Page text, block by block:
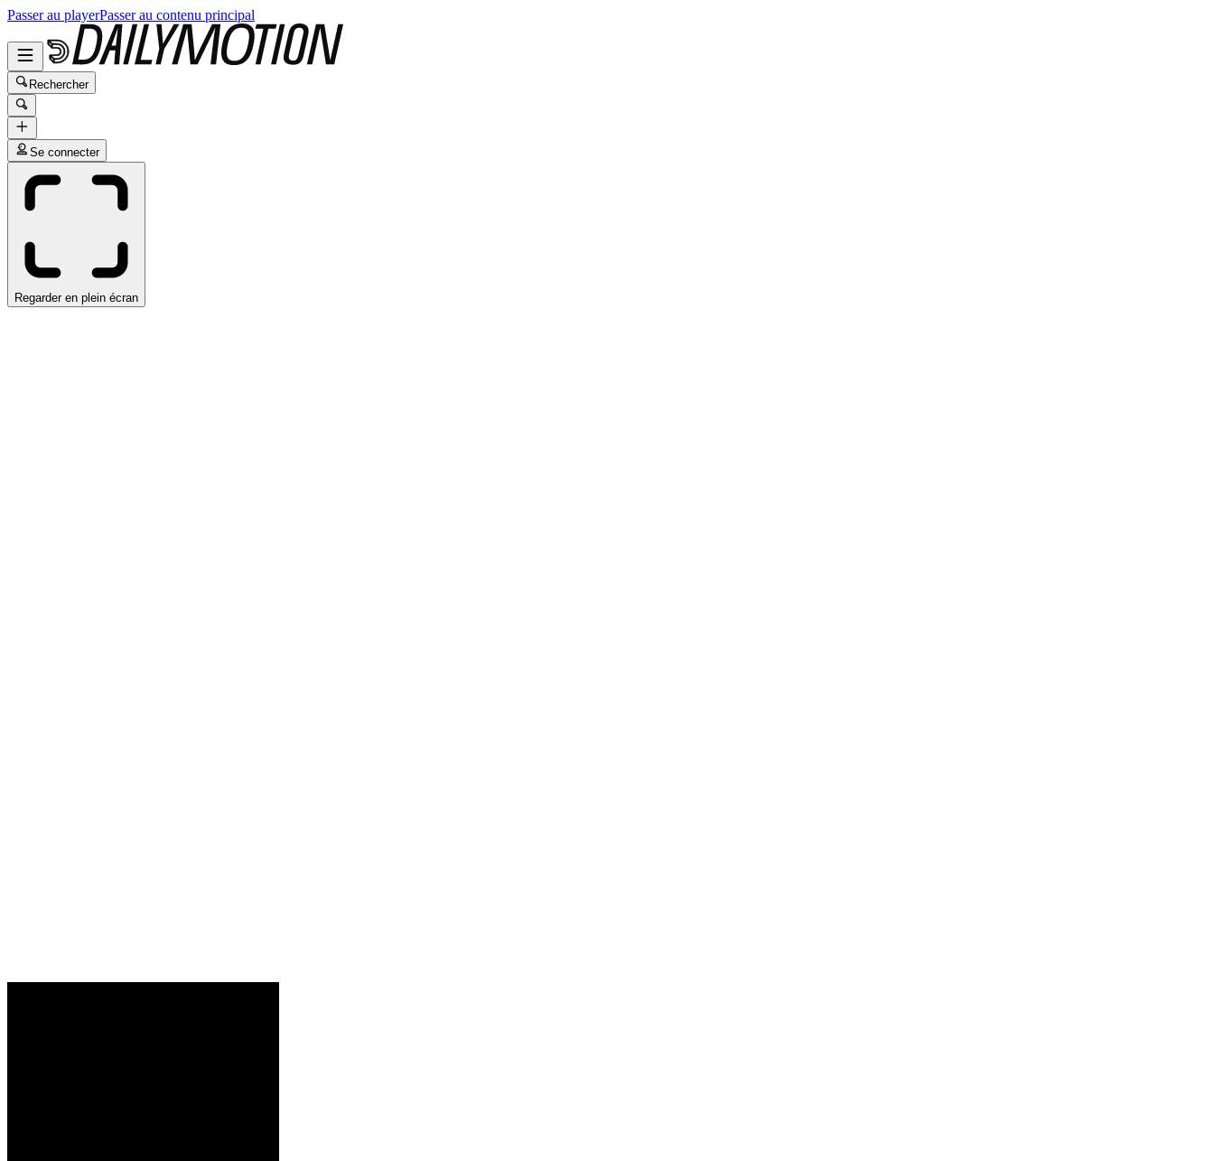
Passer au playerPasser au contenu principal
Rechercher
Se connecter
Regarder en plein écran